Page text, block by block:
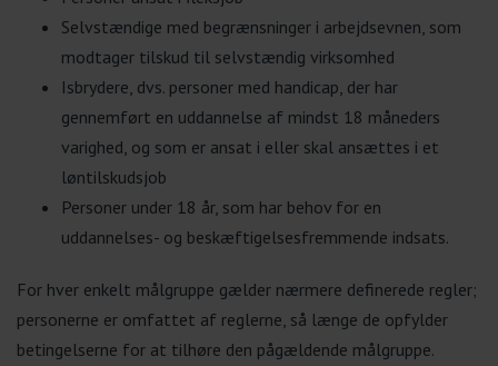
Selvstændige med begrænsninger i arbejdsevnen, som
modtager tilskud til selvstændig virksomhed
Isbrydere, dvs. personer med handicap, der har
gennemført en uddannelse af mindst 18 måneders
varighed, og som er ansat i eller skal ansættes i et
løntilskudsjob
Personer under 18 år, som har behov for en
uddannelses- og beskæftigelsesfremmende indsats.
For hver enkelt målgruppe gælder nærmere definerede regler;
personerne er omfattet af reglerne, så længe de opfylder
betingelserne for at tilhøre den pågældende målgruppe.